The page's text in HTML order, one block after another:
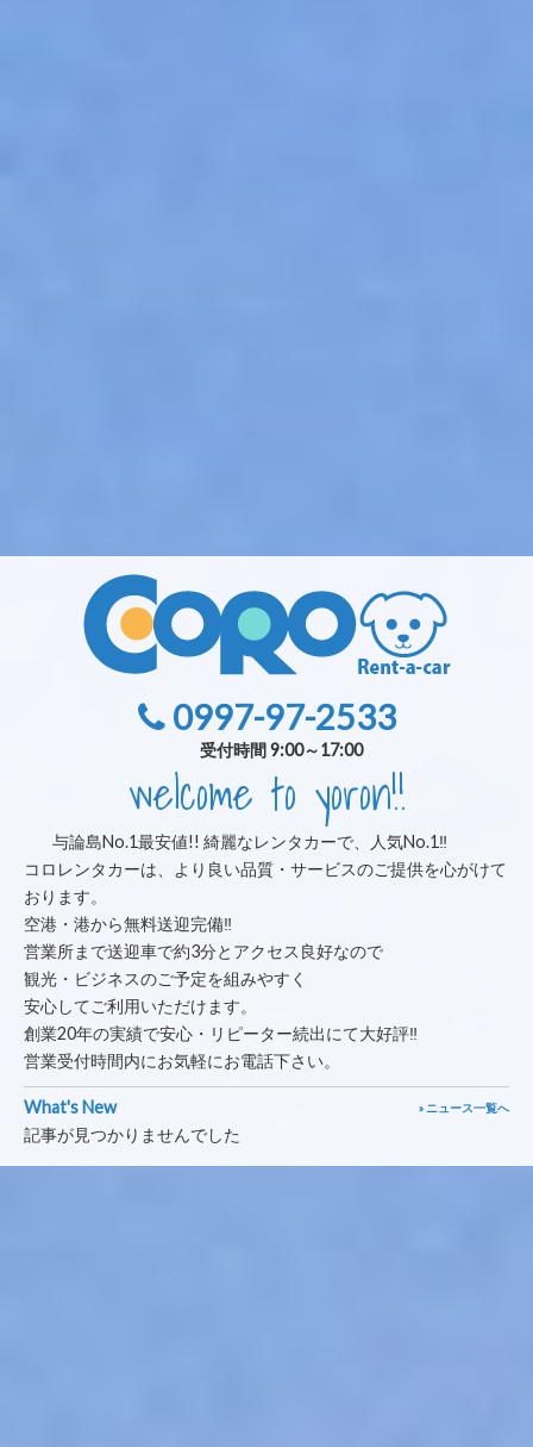
0997-97-2533
受付時間 9:00～17:00
welcome to yoron!!
与論島No.1最安値!! 綺麗なレンタカーで、人気No.1‼︎
コロレンタカーは、より良い品質・サービスのご提供を心がけて
おります。
空港・港から無料送迎完備‼︎
営業所まで送迎車で約3分とアクセス良好なので
観光・ビジネスのご予定を組みやすく
安心してご利用いただけます。
創業20年の実績で安心・リピーター続出にて大好評‼︎
営業受付時間内にお気軽にお電話下さい。
What's New » ニュース一覧へ
記事が見つかりませんでした